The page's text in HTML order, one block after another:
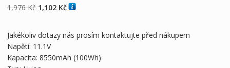
základě
hodnocení
1,976Kč Původní
1,976 Kč
1,102 KčAktuální
1,102 Kč
Jakékoliv dotazy nás prosím kontaktujte před nákupem
Napětí: 11.1V
Kapacita: 8550mAh (100Wh)